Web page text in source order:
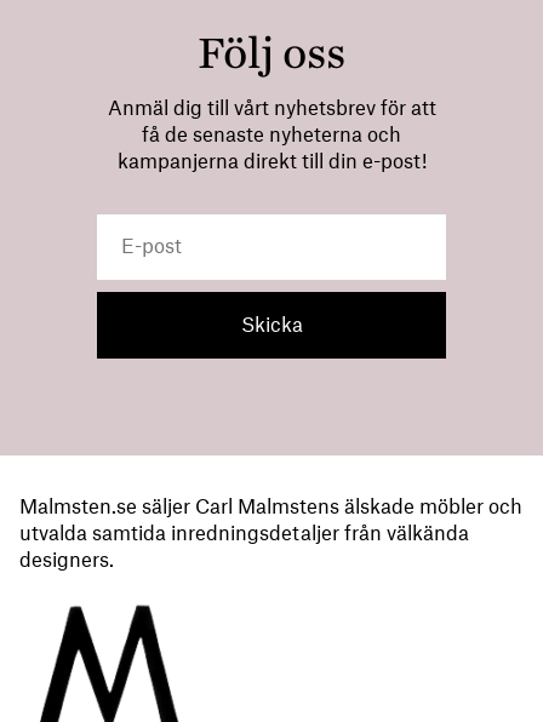
Följ oss
Anmäl dig till vårt nyhetsbrev för att
få de senaste nyheterna och
kampanjerna direkt till din e-post!
Malmsten.se säljer Carl Malmstens älskade möbler och
utvalda samtida inredningsdetaljer från välkända
designers.